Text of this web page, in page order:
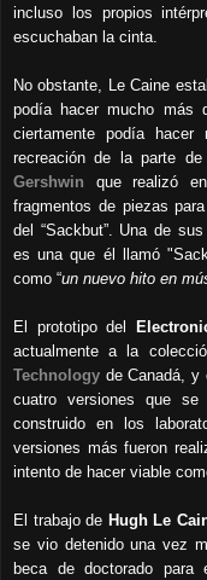
incluso los propios
escuchaban la cinta.
No obstante, Le Caine
podía hacer mucho más
ciertamente podía
recreación de la parte
Gershwin que realizó
fragmentos de piezas
del “Sackbut”. Una de
es una que él llamó
como “un nuevo hito en
El prototipo del
actualmente a la
Technology de Canadá, y
cuatro versiones que
construido en los
versiones más fueron
intento de hacer viable
El trabajo de Hugh Le
se vio detenido una vez
beca de doctorado para